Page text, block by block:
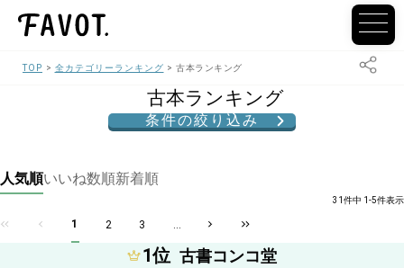
TOP 全カテゴリーランキング 古本ランキング
古本ランキング
条件の絞り込み
人気順いいね数順新着順
31件中 1-5件表示
1 2 3 ...
1位 古書コンコ堂